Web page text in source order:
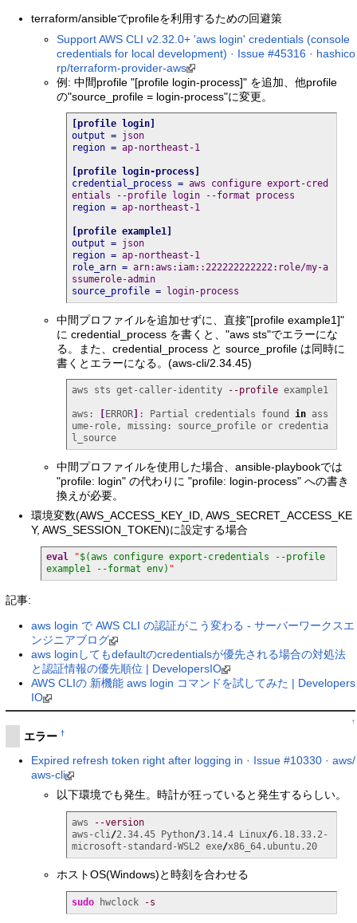
terraform/ansibleでprofileを利用するための回避策
Support AWS CLI v2.32.0+ 'aws login' credentials (console
credentials for local development) · Issue #45316 · hashico
rp/terraform-provider-aws
例: 中間profile "[profile login-process]" を追加、他profile
の"source_profile = login-process"に変更。
profile login]
output = json
region = ap-northeast-1
profile login-process]
credential_process = aws configure export-cred
entials --profile login --format process
region = ap-northeast-1
profile example1]
output = json
region = ap-northeast-1
role_arn = arn:aws:iam::222222222222:role/my-a
ssumerole-admin
source_profile = login-process
中間プロファイルを追加せずに、直接"[profile example1]"
に credential_process を書くと、"aws sts"でエラーにな
る。また、credential_process と source_profile は同時に
書くとエラーになる。(aws-cli/2.34.45)
aws sts get-caller-identity --profile example1
aws: ERROR] : Partial credentials found in ass
ume-role, missing: source_profile or credentia
l_source
中間プロファイルを使用した場合、ansible-playbookでは
"profile: login" の代わりに "profile: login-process" への書き
換えが必要。
環境変数(AWS_ACCESS_KEY_ID, AWS_SECRET_ACCESS_KE
Y, AWS_SESSION_TOKEN)に設定する場合
eval "$(aws configure export-credentials --profile
example1 --format env) "
記事:
aws login で AWS CLI の認証がこう変わる - サーバーワークスエ
ンジニアブログ
aws loginしてもdefaultのcredentialsが優先される場合の対処法
と認証情報の優先順位 | DevelopersIO
AWS CLIの 新機能 aws login コマンドを試してみた | Developers
IO
↑
エラー †
Expired refresh token right after logging in · Issue #10330 · aws/
aws-cli
以下環境でも発生。時計が狂っていると発生するらしい。
aws
--version
aws-cli/2.34.45 Python/3.14.4 Linux/6.18.33.2-
microsoft-standard-WSL2 exe/x86_64.ubuntu.20
ホストOS(Windows)と時刻を合わせる
sudo hwclock -s